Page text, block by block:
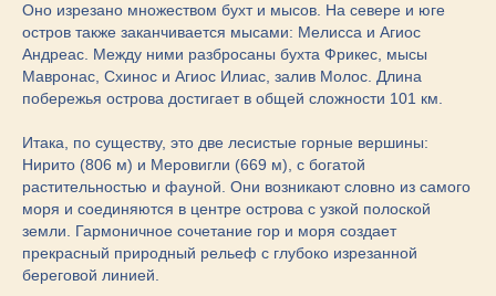
Оно изрезано множеством бухт и мысов. На севере и юге
остров также заканчивается мысами: Мелисса и Агиос
Андреас. Между ними разбросаны бухта Фрикес, мысы
Мавронас, Схинос и Агиос Илиас, залив Молос. Длина
побережья острова достигает в общей сложности 101 км.
Итака, по существу, это две лесистые горные вершины:
Нирито (806 м) и Меровигли (669 м), с богатой
растительностью и фауной. Они возникают словно из самого
моря и соединяются в центре острова с узкой полоской
земли. Гармоничное сочетание гор и моря создает
прекрасный природный рельеф с глубоко изрезанной
береговой линией.